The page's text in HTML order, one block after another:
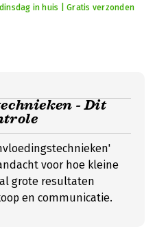
in huis | Gratis verzonden
- Dit
voor hoe kleine
grote resultaten
en communicatie.